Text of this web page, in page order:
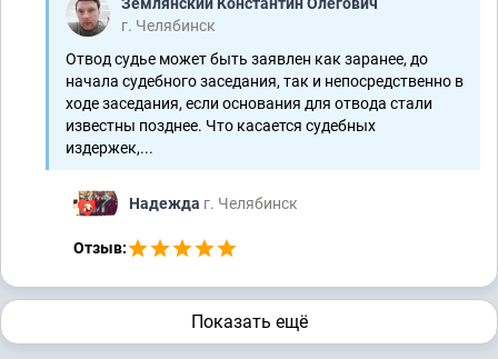
г. Челябинск
Отвод судье может быть заявлен как заранее, до
начала судебного заседания, так и непосредственно в
ходе заседания, если основания для отвода стали
известны позднее. Что касается судебных
издержек,...
Надежда г. Челябинск
Отзыв:
Показать ещё